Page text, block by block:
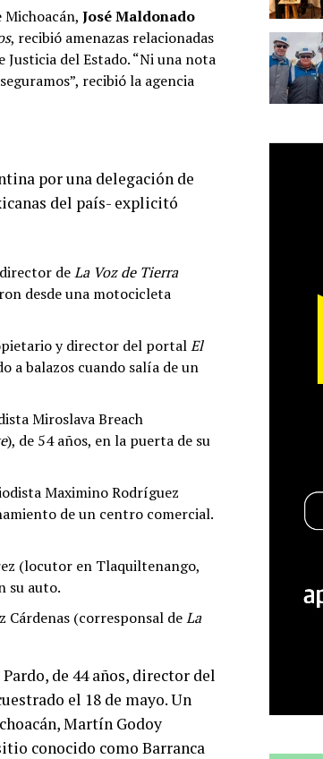
Michoacán, José Maldonado
, recibió amenazas relacionadas
del Estado. “Ni una nota
recibió la agencia
por una delegación de
del país- explicitó
deLa Voz de Tierra
desde una motocicleta
y director del portalEl
a balazos cuando salía de un
Miroslava Breach
), de 54 años, en la puerta de su
Maximino Rodríguez
de un centro comercial.
(locutor en Tlaquiltenango,
su auto.
Cárdenas (corresponsal deLa
de 44 años, director del
el 18 de mayo. Un
Martín Godoy
conocido como Barranca